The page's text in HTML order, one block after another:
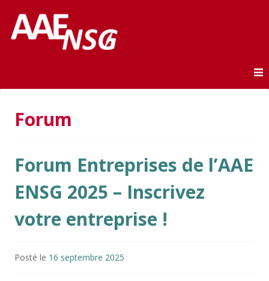
AAE-ENSG
Forum
Forum Entreprises de l’AAE
ENSG 2025 – Inscrivez
votre entreprise !
Posté le 16 septembre 2025